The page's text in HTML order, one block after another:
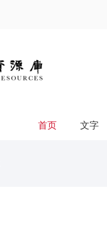
首页 文字